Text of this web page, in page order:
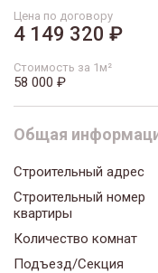
Цена по договору
4 149 320 ₽
Стоимость за 1м²
58 000 ₽
Общая
Строительный адрес
Строительный номер
квартиры
Количество комнат
Подъезд/Секция